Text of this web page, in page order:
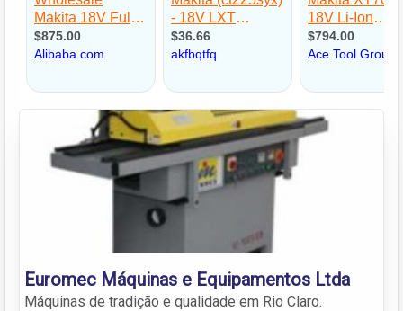
Euromec Máquinas e Equipamentos Ltda
Máquinas de tradição e qualidade em Rio Claro.